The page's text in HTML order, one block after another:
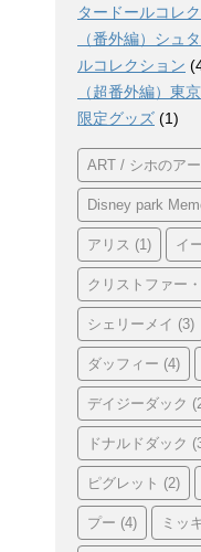
タードールコレ
（番外編）シュ
ルコレクション
（超番外編）東
限定グッズ (1)
ART / シホのア
Disney park
アリス (1) イ
クリストファー
シェリーメイ (3)
ダッフィー (4)
デイジーダック
ドナルドダック
ピグレット (2)
プー (4) ミッ